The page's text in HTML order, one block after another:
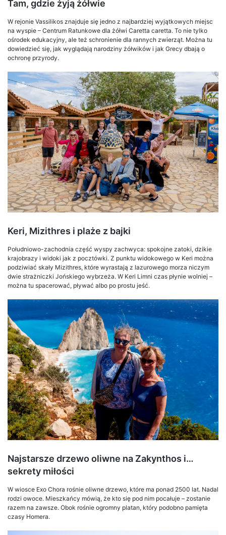
Tam, gdzie żyją żółwie
W rejonie Vassilikos znajduje się jedno z najbardziej wyjątkowych miejsc
na wyspie – Centrum Ratunkowe dla żółwi Caretta caretta. To nie tylko
ośrodek edukacyjny, ale też schronienie dla rannych zwierząt. Można tu
dowiedzieć się, jak wyglądają narodziny żółwików i jak Grecy dbają o
ochronę przyrody.
Keri, Mizithres i plaże z bajki
Południowo-zachodnia część wyspy zachwyca: spokojne zatoki, dzikie
krajobrazy i widoki jak z pocztówki. Z punktu widokowego w Keri można
podziwiać skały Mizithres, które wyrastają z lazurowego morza niczym
dwie strażniczki Jońskiego wybrzeża. W Keri Limni czas płynie wolniej –
można tu spacerować, pływać albo po prostu jeść.
Najstarsze drzewo oliwne na Zakynthos i…
sekrety miłości
W wiosce Exo Chora rośnie oliwne drzewo, które ma ponad 2500 lat. Nadal
rodzi owoce. Mieszkańcy mówią, że kto się pod nim pocałuje – zostanie
razem na zawsze. Obok rośnie ogromny platan, który podobno pamięta
czasy Homera.